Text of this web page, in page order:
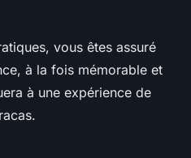
vous êtes assuré
à la fois mémorable et
à une expérience de